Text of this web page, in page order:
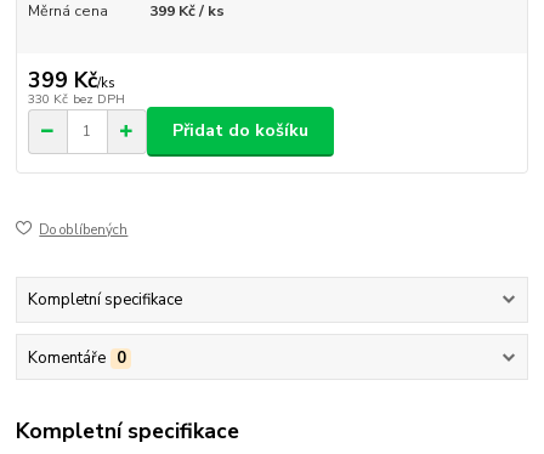
Měrná cena
399 Kč / ks
399 Kč/ks
330 Kč bez DPH
Přidat do košíku
Do oblíbených
Kompletní specifikace
Komentáře 0
Kompletní specifikace